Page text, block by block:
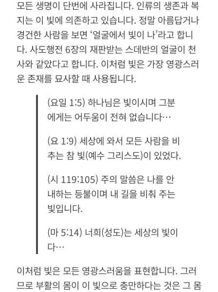
모든 생명이 단번에 사라집니다. 인류의 생존과 복
지는 이 빛에 의존하고 있습니다. 정말 아름답거나
경건한 사람을 보면 ‘얼굴에서 빛이 나’라고 합니
다. 사도행전 6장의 재판받는 스데반의 얼굴이 천
사와 같았다고 합니다. 이처럼 빛은 가장 영광스러
운 존재를 묘사할 때 사용됩니다.
(요일 1:5) 하나님은 빛이시며 그분
에게는 어두움이 전혀 없습니다…
(요 1:9) 세상에 와서 모든 사람을 비
추는 참 빛(예수 그리스도)이 있었다.
(시 119:105) 주의 말씀은 나를 안
내하는 등불이며 내 길을 비춰 주는
빛입니다.
(마 5:14) 너희(성도)는 세상의 빛이
다…
이처럼 빛은 모든 영광스러움을 표현합니다. 그러
므로 부활의 몸이 이 빛으로 충만하다는 것은 그 몸